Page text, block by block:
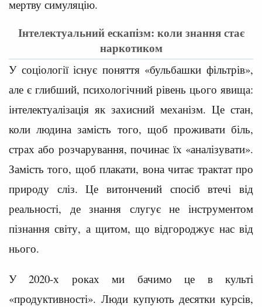
мертву симуляцію.
Інтелектуальний ескапізм: коли знання стає
наркотиком
У соціології існує поняття «бульбашки фільтрів»,
але є глибший, психологічний рівень цього явища:
інтелектуалізація як захисний механізм. Це стан,
коли людина замість того, щоб проживати біль,
страх або розчарування, починає їх «аналізувати».
Замість того, щоб плакати, вона читає трактат про
природу сліз. Це витончений спосіб втечі від
реальності, де знання слугує не інструментом
пізнання світу, а щитом, що відгороджує нас від
нього.
У 2020-х роках ми бачимо це в культі
«продуктивності». Люди купують десятки курсів,